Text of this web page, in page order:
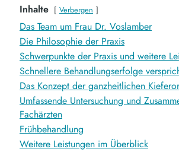
Inhalte Verbergen
Das Team um Frau Dr. Voslamber
Die Philosophie der Praxis
Schwerpunkte der Praxis und weitere
Schnellere Behandlungserfolge
Das Konzept der ganzheitlichen
Umfassende Untersuchung und
Fachärzten
Frühbehandlung
Weitere Leistungen im Überblick